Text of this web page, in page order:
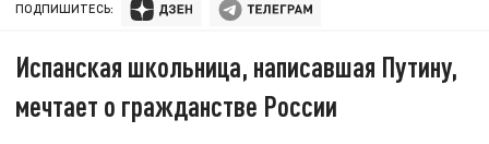
ПОДПИШИТЕСЬ:
Испанская школьница, написавшая Путину,
мечтает о гражданстве России